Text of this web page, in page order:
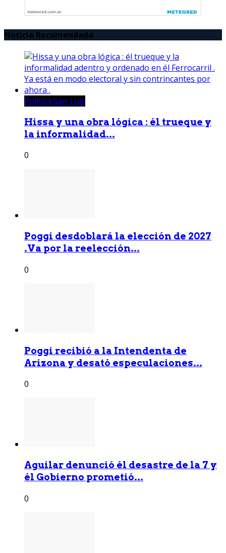
Noticia Recomendada
Política San Luis
Hissa y una obra lógica : él trueque y
la informalidad...
0
Poggi desdoblará la elección de 2027
.Va por la reelección...
0
Poggi recibió a la Intendenta de
Arizona y desató especulaciones...
0
Aguilar denunció él desastre de la 7 y
él Gobierno prometió...
0